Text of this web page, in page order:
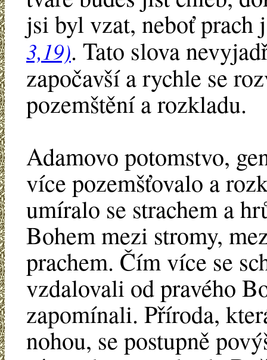
jsi byl vzat, neboť
3,19). Tato slova
započavší a rychle se
pozemštění a rozkladu.
Adamovo potomstvo,
více pozemšťovalo a
umíralo se strachem a
Bohem mezi stromy,
prachem. Čím více se
vzdalovali od pravého
zapomínali. Příroda,
nohou, se postupně